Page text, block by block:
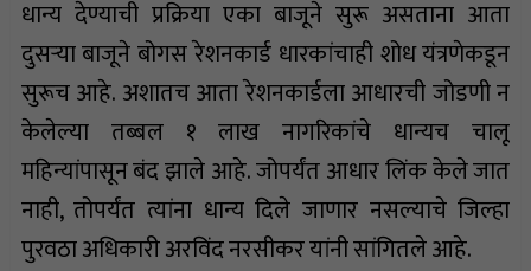
धान्य देण्याची प्रक्रिया एका बाजूने सुरू असताना आता
दुसऱ्या बाजूने बोगस रेशनकार्ड धारकांचाही शोध यंत्रणेकडून
सुरूच आहे. अशातच आता रेशनकार्डला आधारची जोडणी न
केलेल्या तब्बल १ लाख नागरिकांचे धान्यच चालू
महिन्यांपासून बंद झाले आहे. जोपर्यंत आधार लिंक केले जात
नाही, तोपर्यंत त्यांना धान्य दिले जाणार नसल्याचे जिल्हा
पुरवठा अधिकारी अरविंद नरसीकर यांनी सांगितले आहे.